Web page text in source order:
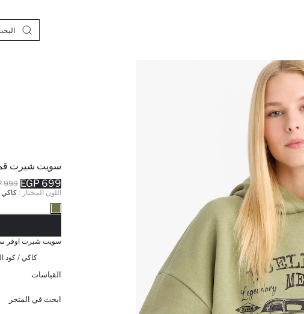
سويت شيرت
999 EGP 699 EGP
اللون المختار : كاكي
سويت شيرت اوفر
كاكي / كود
القياسات
ابحث في المتجر